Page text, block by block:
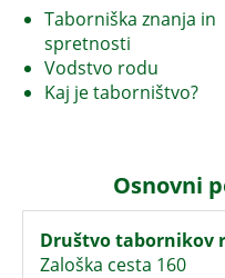
Taborniška znanja in
spretnosti
Vodstvo rodu
Kaj je taborništvo?
Osnovni
Društvo tabornikov
Zaloška cesta 160